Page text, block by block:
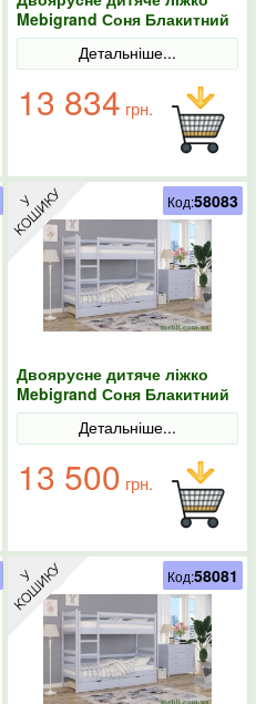
Mebigrand Соня Блакитний
(S 2010 R80 B) 90х190 з
ящикамиДетальніше...
13 834 грн.
Двоярусне дитяче ліжко
Mebigrand Соня Блакитний
(S 2010 R80 B) 80х190 з
ящикамиДетальніше...
13 500 грн.
Код:58083
Код:58081